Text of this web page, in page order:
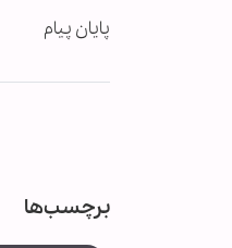
پایان پیام
برچسب‌ها